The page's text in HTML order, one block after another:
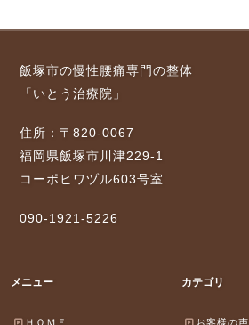
飯塚市の慢性腰痛専門の整体
「いとう治療院」
住所：〒820-0067
福岡県飯塚市川津229-1
コーポヒワヅル603号室
090-1921-5226
メニュー
ＨＯＭＥ
カテゴリ
お客様の声